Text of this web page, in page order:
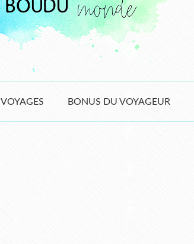
VOYAGES BONUS DU VOYAGEUR